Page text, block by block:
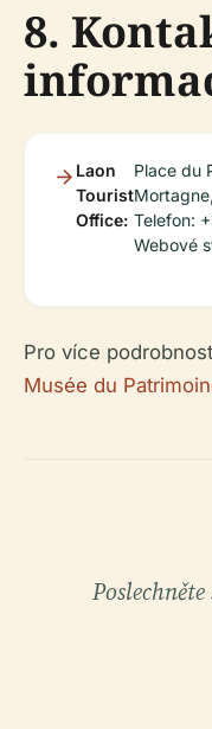
8.
Laon
Tourist
Office:
Place du
Telefon:
Webové
Pro více
Musée du